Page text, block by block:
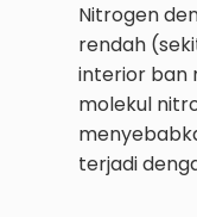
Nitrogen
rendah
interior ban
molekul
terjadi